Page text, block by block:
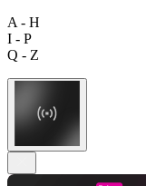
A - H
I - P
Q - Z